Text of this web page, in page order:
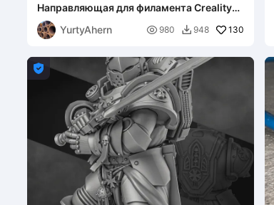
Направляющая для филамента Creality
Space Pi
YurtyAhern
 980  948 130
